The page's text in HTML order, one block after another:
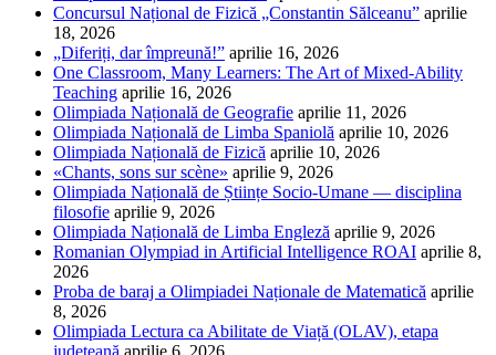
Concursul Național de Fizică „Constantin Sălceanu” aprilie
18, 2026
„Diferiți, dar împreună!” aprilie 16, 2026
One Classroom, Many Learners: The Art of Mixed-Ability
Teaching aprilie 16, 2026
Olimpiada Națională de Geografie aprilie 11, 2026
Olimpiada Națională de Limba Spaniolă aprilie 10, 2026
Olimpiada Națională de Fizică aprilie 10, 2026
«Chants, sons sur scène» aprilie 9, 2026
Olimpiada Națională de Științe Socio-Umane — disciplina
filosofie aprilie 9, 2026
Olimpiada Națională de Limba Engleză aprilie 9, 2026
Romanian Olympiad in Artificial Intelligence ROAI aprilie 8,
2026
Proba de baraj a Olimpiadei Naționale de Matematică aprilie
8, 2026
Olimpiada Lectura ca Abilitate de Viață (OLAV), etapa
județeană aprilie 6, 2026